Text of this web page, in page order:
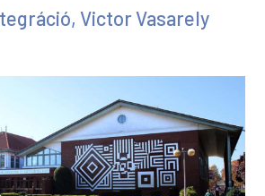
Victor Vasarely